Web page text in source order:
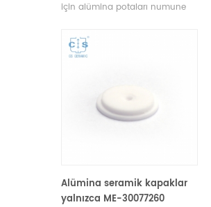
için alümina potaları numune
ve numune tavaları üreticisi. Dsc
makinesi için termal analiz pota
Alümina seramik kapaklar
yalnızca ME-30077260